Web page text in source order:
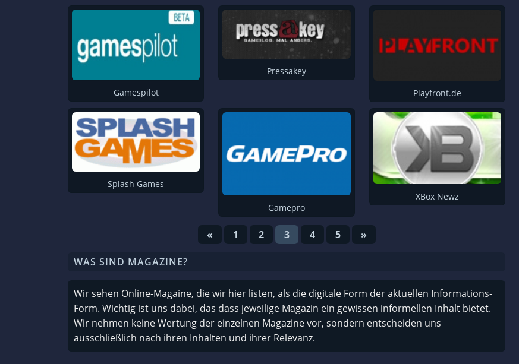
Splash Games
XBox Newz
Getpress
Krautgaming
Neogamer
Eurogamer DE
Gamingnewz
Gamecaptain
Gamersglobal
Demo News
Spieletester
Adventure Corner
Gamezone
Gamers Plus
Play3
GamingXP
Gaming Media
Gamezcheck
Gamers.at
Adventure Treff
Spieletipps
Gamona
Looki
Gbase
Onlinewelten
4Players
Gameswelt
Gamespilot
Pressakey
Playfront.de
Splash Games
Gamepro
XBox Newz
« 1 2 3 4 5 »
WAS SIND MAGAZINE?
Wir sehen Online-Magaine, die wir hier listen, als die digitale Form der aktuellen Informations-
Form. Wichtig ist uns dabei, das dass jeweilige Magazin ein gewissen informellen Inhalt bietet.
Wir nehmen keine Wertung der einzelnen Magazine vor, sondern entscheiden uns
ausschließlich nach ihren Inhalten und ihrer Relevanz.